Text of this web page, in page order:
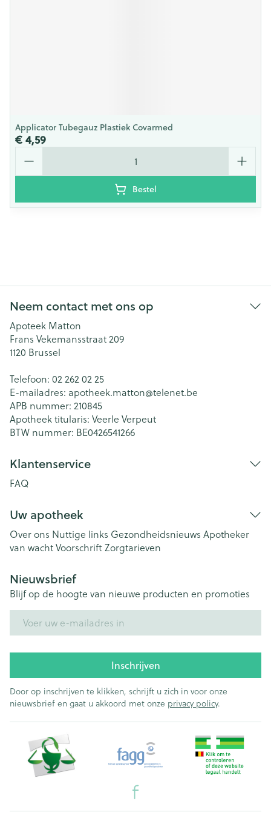
Applicator Tubegauz Plastiek Covarmed
€ 4,59
Aantal
Bestel
Neem contact met ons op
Apoteek Matton
Frans Vekemansstraat 209
1120 Brussel
Telefoon: 02 262 02 25
E-mailadres: apotheek.matton@telenet.be
APB nummer: 210845
Apotheek titularis: Veerle Verpeut
BTW nummer: BE0426541266
Klantenservice
FAQ
Uw apotheek
Over ons Nuttige links Gezondheidsnieuws Apotheker
van wachtVoorschriftZorgtarieven
Nieuwsbrief
Blijf op de hoogte van nieuwe producten en promoties
Inschrijven
Door op inschrijven te klikken, schrijft u zich in voor onze
nieuwsbrief en gaat u akkoord met onze privacy policy.